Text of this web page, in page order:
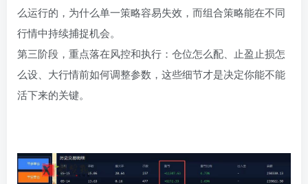
么运行的，为什么单一策略容易失效，而组合策略能在不同
行情中持续捕捉机会。
第三阶段，重点落在风控和执行：仓位怎么配、止盈止损怎
么设、大行情前如何调整参数，这些细节才是决定你能不能
活下来的关键。